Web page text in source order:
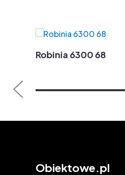
Robinia 6300 68
Obiektowe.pl